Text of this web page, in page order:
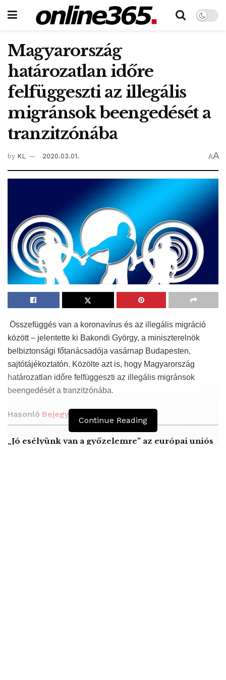
Magyarország
határozatlan időre
felfüggeszti az illegális
migránsok beengedését a
tranzitzónába
by KL 2020.03.01. AA
Összefüggés van a koronavírus és az illegális migráció
között – jelentette ki Bakondi György, a miniszterelnök
belbiztonsági főtanácsadója vasárnap Budapesten,
sajtótájékoztatón. Közölte azt is, hogy Magyarország
határozatlan időre felfüggeszti az illegális migránsok
beengedését a tranzitzónába.
Hasonló Bejegyzések
„Jó esélyünk van a győzelemre” az európai uniós
Continue Reading